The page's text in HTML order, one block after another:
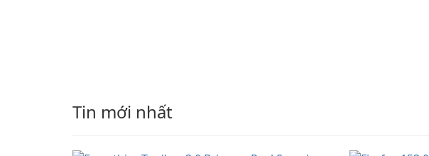
Tin mới nhất